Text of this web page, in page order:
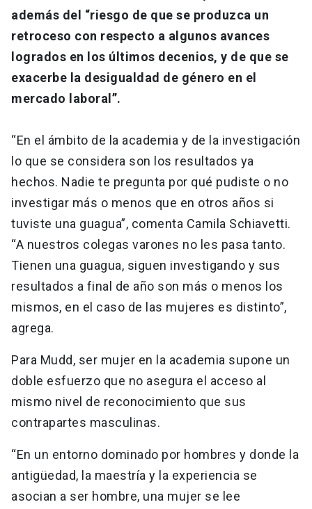
además del “riesgo de que se produzca un
retroceso con respecto a algunos avances
logrados en los últimos decenios, y de que se
exacerbe la desigualdad de género en el
mercado laboral”.
“En el ámbito de la academia y de la investigación
lo que se considera son los resultados ya
hechos. Nadie te pregunta por qué pudiste o no
investigar más o menos que en otros años si
tuviste una guagua”, comenta Camila Schiavetti.
“A nuestros colegas varones no les pasa tanto.
Tienen una guagua, siguen investigando y sus
resultados a final de año son más o menos los
mismos, en el caso de las mujeres es distinto”,
agrega.
Para Mudd, ser mujer en la academia supone un
doble esfuerzo que no asegura el acceso al
mismo nivel de reconocimiento que sus
contrapartes masculinas.
“En un entorno dominado por hombres y donde la
antigüedad, la maestría y la experiencia se
asocian a ser hombre, una mujer se lee